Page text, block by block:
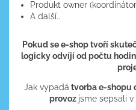
Produkt owner
A další..
Pokud se e-shop tvoří
logicky odvíjí od počtu
Jak vypadá tvorba e-shopu
provoz jsme sepsali